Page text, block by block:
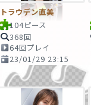
トラウデン直美
104ピース
368回
64回プレイ
23/01/29 23:15